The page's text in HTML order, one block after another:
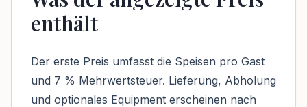
enthält
Der erste Preis umfasst die Speisen pro Gast
und 7 % Mehrwertsteuer. Lieferung, Abholung
und optionales Equipment erscheinen nach